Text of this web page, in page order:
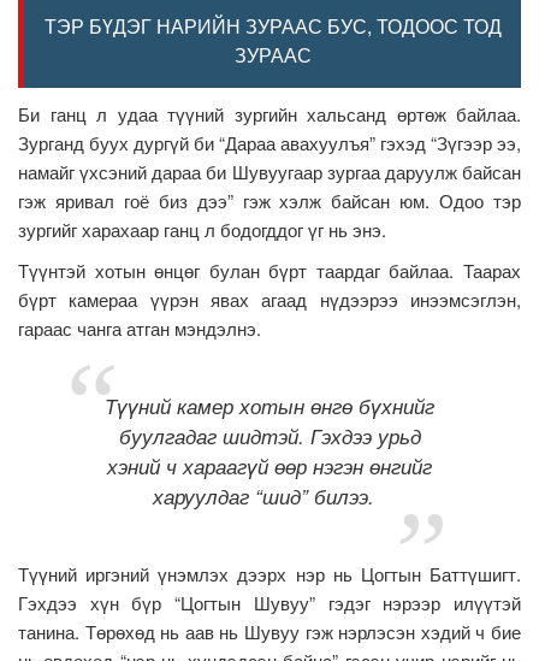
ТЭР БҮДЭГ НАРИЙН ЗУРААС БУС, ТОДООС ТОД
ЗУРААС
Би ганц л удаа түүний зургийн хальсанд өртөж байлаа.
Зурганд буух дургүй би “Дараа авахуулъя” гэхэд “Зүгээр ээ,
намайг үхсэний дараа би Шувуугаар зургаа даруулж байсан
гэж яривал гоё биз дээ” гэж хэлж байсан юм. Одоо тэр
зургийг харахаар ганц л бодогддог үг нь энэ.
Түүнтэй хотын өнцөг булан бүрт таардаг байлаа. Таарах
бүрт камераа үүрэн явах агаад нүдээрээ инээмсэглэн,
гараас чанга атган мэндэлнэ.
Түүний камер хотын өнгө бүхнийг
буулгадаг шидтэй. Гэхдээ урьд
хэний ч хараагүй өөр нэгэн өнгийг
харуулдаг “шид” билээ.
Түүний иргэний үнэмлэх дээрх нэр нь Цогтын Баттүшигт.
Гэхдээ хүн бүр “Цогтын Шувуу” гэдэг нэрээр илүүтэй
танина. Төрөхөд нь аав нь Шувуу гэж нэрлэсэн хэдий ч бие